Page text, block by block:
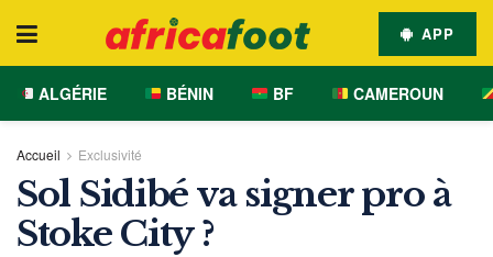
APP
ALGÉRIE BÉNIN BF CAMEROUN
Accueil Exclusivité
Sol Sidibé va signer pro à
Stoke City ?